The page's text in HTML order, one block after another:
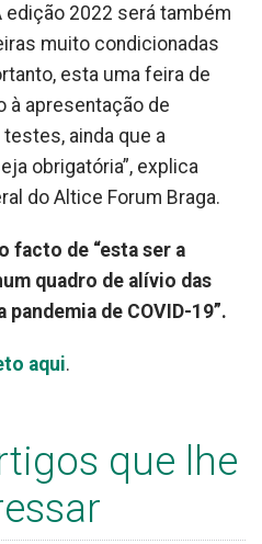
edição 2022 será também
muito condicionadas
esta uma feira de
à apresentação de
ainda que a
obrigatória”, explica
do Altice Forum Braga.
facto de “esta ser a
quadro de alívio das
de COVID-19”.
aqui.
que lhe